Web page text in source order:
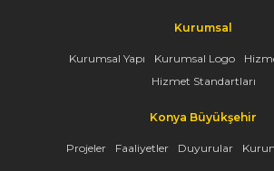
Kurumsal
Kurumsal Yapı Kurumsal Logo
Hizmet Standartları
Konya Büyükşehir
Projeler Faaliyetler Duyurular